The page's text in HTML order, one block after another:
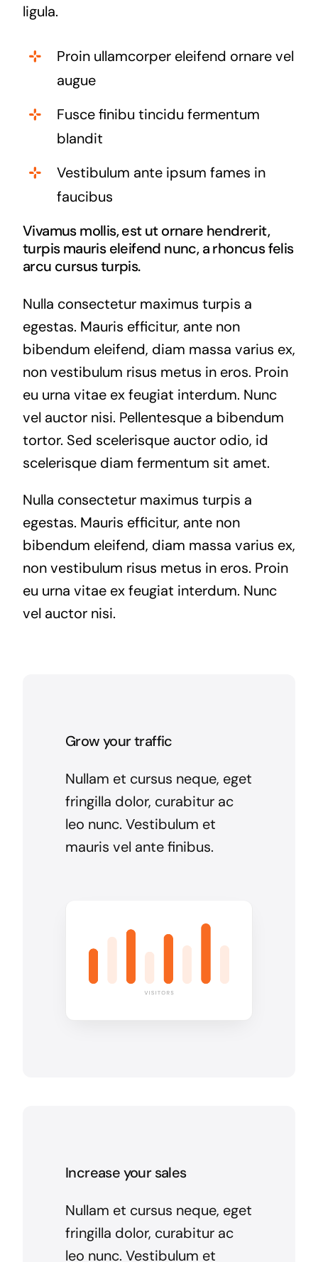
ligula.
Proin ullamcorper eleifend ornare vel
augue
Fusce finibu tincidu fermentum
blandit
Vestibulum ante ipsum fames in
faucibus
Vivamus mollis, est ut ornare hendrerit,
turpis mauris eleifend nunc, a rhoncus felis
arcu cursus turpis.
Nulla consectetur maximus turpis a
egestas. Mauris efficitur, ante non
bibendum eleifend, diam massa varius ex,
non vestibulum risus metus in eros. Proin
eu urna vitae ex feugiat interdum. Nunc
vel auctor nisi. Pellentesque a bibendum
tortor. Sed scelerisque auctor odio, id
scelerisque diam fermentum sit amet.
Nulla consectetur maximus turpis a
egestas. Mauris efficitur, ante non
bibendum eleifend, diam massa varius ex,
non vestibulum risus metus in eros. Proin
eu urna vitae ex feugiat interdum. Nunc
vel auctor nisi.
Grow your traffic
Nullam et cursus neque, eget
fringilla dolor, curabitur ac
leo nunc. Vestibulum et
mauris vel ante finibus.
Increase your sales
Nullam et cursus neque, eget
fringilla dolor, curabitur ac
leo nunc. Vestibulum et